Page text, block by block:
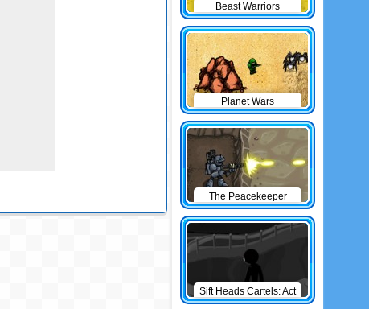
Beast Warriors
Planet Wars
The Peacekeeper
Sift Heads Cartels: Act
1